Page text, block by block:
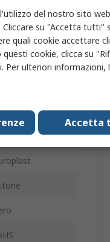
mm
del nostro sito
Cliccare su "Accetta tutti"
quali cookie accettare
questi cookie, clicca su
Per ulteriori informazioni,
Accetta